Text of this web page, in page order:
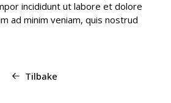
incididunt ut labore et dolore
ad minim veniam, quis nostrud
Tilbake